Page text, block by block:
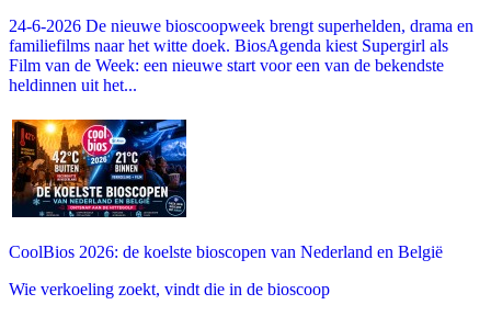
24-6-2026 De nieuwe bioscoopweek brengt superhelden, drama en
familiefilms naar het witte doek. BiosAgenda kiest Supergirl als
Film van de Week: een nieuwe start voor een van de bekendste
heldinnen uit het...
CoolBios 2026: de koelste bioscopen van Nederland en België
Wie verkoeling zoekt, vindt die in de bioscoop